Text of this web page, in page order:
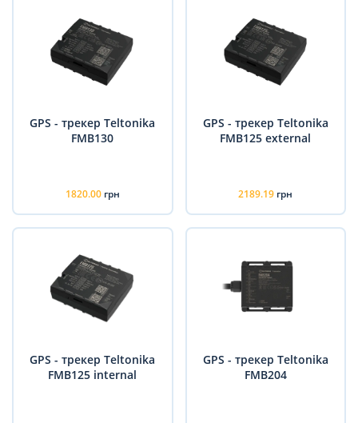
GPS - трекер Teltonika
FMB130
1820.00 грн
GPS - трекер Teltonika
FMB125 external
2189.19 грн
GPS - трекер Teltonika
FMB125 internal
GPS - трекер Teltonika
FMB204